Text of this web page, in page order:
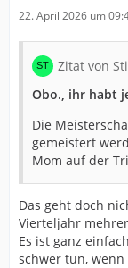
22. April 2026 um
Zitat von
Obo., ihr habt
Die
gemeistert
Mom auf der
Das geht doch
Vierteljahr
Es ist ganz
schwer tun,